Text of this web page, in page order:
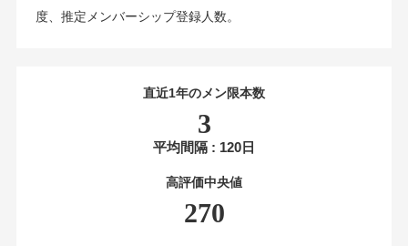
度、推定メンバーシップ登録人数。
直近1年のメン限本数
3
平均間隔 : 120日
高評価中央値
270